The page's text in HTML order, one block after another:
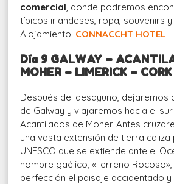
comercial, donde podremos
típicos irlandeses, ropa, souvenirs y
Alojamiento: CONNACCHT HOTEL
Día 9 GALWAY –
MOHER – LIMERICK – CORK
Después del desayuno, dejaremos
de Galway y viajaremos hacia el
Acantilados de Moher. Antes
una vasta extensión de tierra
UNESCO que se extiende ante el
nombre gaélico, «Terreno
perfección el paisaje accidentado